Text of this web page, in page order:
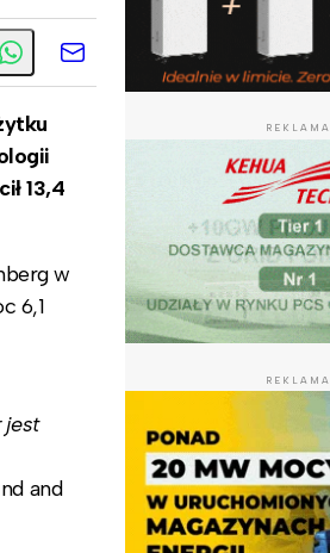
13,4
w
6,1
jest
and
REKLAMA
REKLAMA